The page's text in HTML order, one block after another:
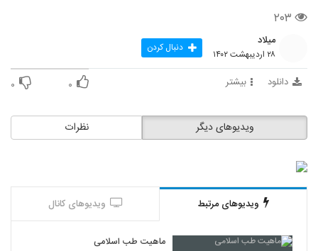
۲۰۳
میلاد
۲۸ اردیبهشت ۱۴۰۲ دنبال کردن
دانلود بیشتر ۰ ۰
نظرات ویدیوهای دیگر
ویدیوهای مرتبط ویدیوهای کانال
ماهیت طب اسلامی